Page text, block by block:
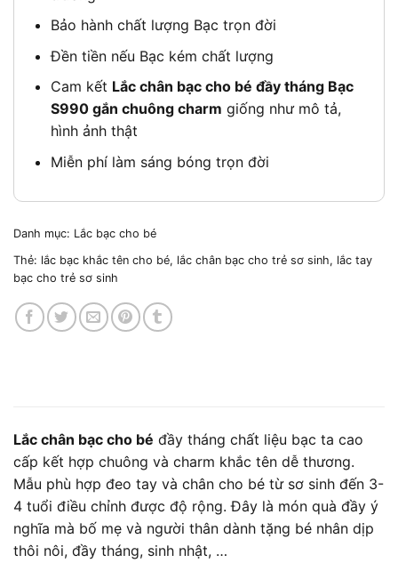
Bảo hành chất lượng Bạc trọn đời
Đền tiền nếu Bạc kém chất lượng
Cam kết Lắc chân bạc cho bé đầy tháng Bạc
S990 gắn chuông charm giống như mô tả,
hình ảnh thật
Miễn phí làm sáng bóng trọn đời
Danh mục: Lắc bạc cho bé
Thẻ: lắc bạc khắc tên cho bé, lắc chân bạc cho trẻ sơ sinh, lắc tay
bạc cho trẻ sơ sinh
Lắc chân bạc cho bé đầy tháng chất liệu bạc ta cao
cấp kết hợp chuông và charm khắc tên dễ thương.
Mẫu phù hợp đeo tay và chân cho bé từ sơ sinh đến 3-
4 tuổi điều chỉnh được độ rộng. Đây là món quà đầy ý
nghĩa mà bố mẹ và người thân dành tặng bé nhân dịp
thôi nôi, đầy tháng, sinh nhật, …